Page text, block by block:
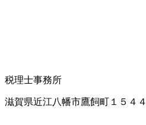
税理士事務所
滋賀県近江八幡市鷹飼町１５４４